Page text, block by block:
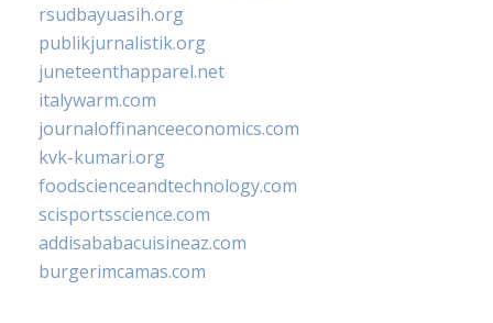
rsudbayuasih.org
publikjurnalistik.org
juneteenthapparel.net
italywarm.com
journaloffinanceeconomics.com
kvk-kumari.org
foodscienceandtechnology.com
scisportsscience.com
addisababacuisineaz.com
burgerimcamas.com